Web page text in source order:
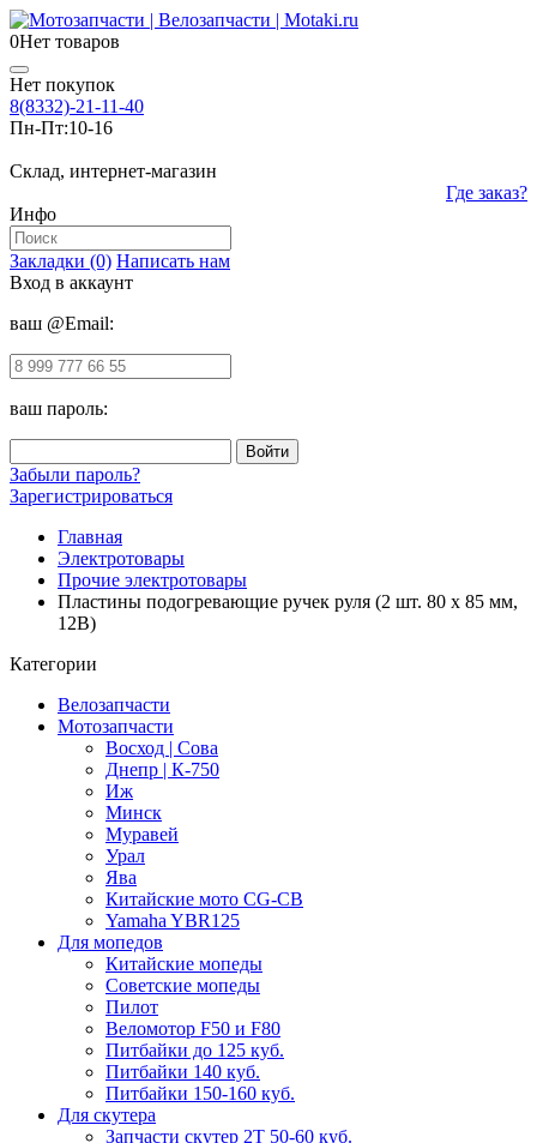
0Нет товаров
Нет покупок
8(8332)-21-11-40
Пн-Пт:10-16
Склад, интернет-магазин
Где заказ?
Инфо
Закладки (0) Написать нам
Вход в аккаунт
ваш @Email:
ваш пароль:
Забыли пароль?
Зарегистрироваться
Главная
Электротовары
Прочие электротовары
Пластины подогревающие ручек руля (2 шт. 80 x 85 мм,
12В)
Категории
Велозапчасти
Мотозапчасти
Восход | Сова
Днепр | К-750
Иж
Минск
Муравей
Урал
Ява
Китайские мото CG-CB
Yamaha YBR125
Для мопедов
Китайские мопеды
Советские мопеды
Пилот
Веломотор F50 и F80
Питбайки до 125 куб.
Питбайки 140 куб.
Питбайки 150-160 куб.
Для скутера
Запчасти скутер 2Т 50-60 куб.